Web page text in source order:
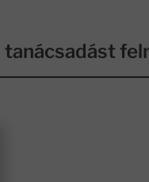
tanácsadást